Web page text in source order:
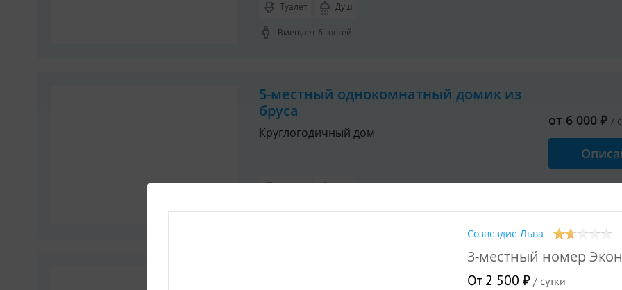
Туалет Душ
Вмещает 6 гостей
5-местный однокомнатный домик из
бруса
Круглогодичный дом
Туалет Душ
Вмещает 5 гостей
от 6 000 ₽ /
Созвездие Льва
3-местный номер
От 2 500 ₽/ сутки